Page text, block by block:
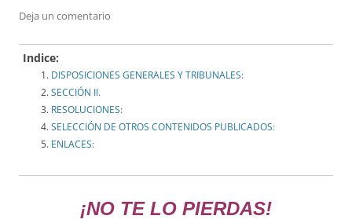
Deja un comentario
Indice:
DISPOSICIONES GENERALES Y TRIBUNALES:
SECCIÓN II.
RESOLUCIONES:
SELECCIÓN DE OTROS CONTENIDOS PUBLICADOS:
ENLACES:
¡NO TE LO PIERDAS!